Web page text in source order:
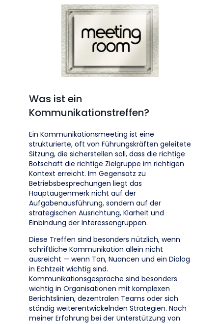
Was ist ein
Kommunikationstreffen?
Ein Kommunikationsmeeting ist eine
strukturierte, oft von Führungskräften geleitete
Sitzung, die sicherstellen soll, dass die richtige
Botschaft die richtige Zielgruppe im richtigen
Kontext erreicht. Im Gegensatz zu
Betriebsbesprechungen liegt das
Hauptaugenmerk nicht auf der
Aufgabenausführung, sondern auf der
strategischen Ausrichtung, Klarheit und
Einbindung der Interessengruppen.
Diese Treffen sind besonders nützlich, wenn
schriftliche Kommunikation allein nicht
ausreicht — wenn Ton, Nuancen und ein Dialog
in Echtzeit wichtig sind.
Kommunikationsgespräche sind besonders
wichtig in Organisationen mit komplexen
Berichtslinien, dezentralen Teams oder sich
ständig weiterentwickelnden Strategien. Nach
meiner Erfahrung bei der Unterstützung von